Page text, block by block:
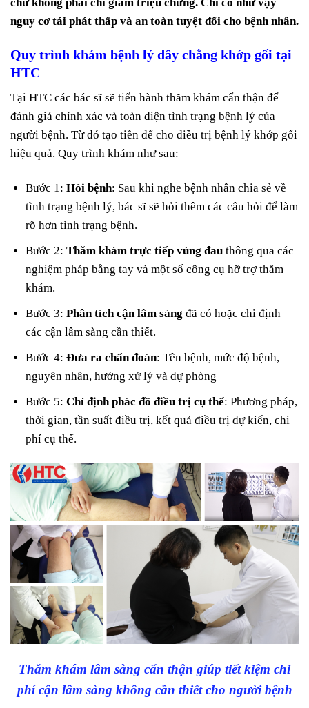
nguy cơ tái phát thấp và an toàn tuyệt đối cho bệnh nhân.
Quy trình khám bệnh lý dây chằng khớp gối tại
HTC
Tại HTC các bác sĩ sẽ tiến hành thăm khám cẩn thận để
đánh giá chính xác và toàn diện tình trạng bệnh lý của
người bệnh. Từ đó tạo tiền để cho điều trị bệnh lý khớp gối
hiệu quả. Quy trình khám như sau:
Bước 1:Hỏi bệnh: Sau khi nghe bệnh nhân chia sẻ về
tình trạng bệnh lý, bác sĩ sẽ hỏi thêm các câu hỏi để làm
rõ hơn tình trạng bệnh.
Bước 2: Thăm khám trực tiếp vùng đau thông qua các
nghiệm pháp bằng tay và một số công cụ hỡ trợ thăm
khám.
Bước 3:Phân tích cận lâm sàng đã có hoặc chỉ định
các cận lâm sàng cần thiết.
Bước 4:Đưa ra chẩn đoán: Tên bệnh, mức độ bệnh,
nguyên nhân, hướng xử lý và dự phòng
Bước 5:Chỉ định phác đồ điều trị cụ thể: Phương pháp,
thời gian, tần suất điều trị, kết quả điều trị dự kiến, chi
phí cụ thể.
Thăm khám lâm sàng cẩn thận giúp tiết kiệm chi
phí cận lâm sàng không cần thiết cho người bệnh